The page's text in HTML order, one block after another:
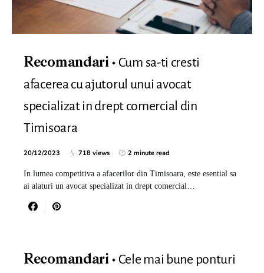
Recomandari
Cum sa-ti cresti
afacerea cu ajutorul unui avocat
specializat in drept comercial din
Timisoara
20/12/2023 718 views 2 minute read
In lumea competitiva a afacerilor din Timisoara, este esential sa
ai alaturi un avocat specializat in drept comercial…
Recomandari
Cele mai bune ponturi